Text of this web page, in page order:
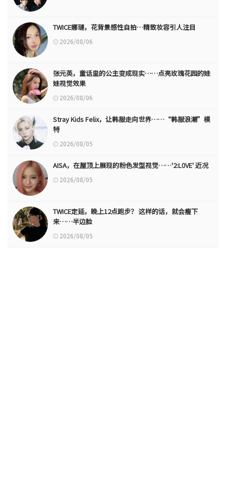
TWICE娜璉，花背景感性自拍…精致妆容引人注目
2026/08/06
张元英，童话里的公主变成现实……点亮玫瑰花园的娃
娃视觉效果
2026/08/06
Stray Kids Felix，让韩服走向世界……“韩服浪潮”模
特
2026/08/05
AISA，在屋顶上展现的粉色发型视觉……'2:L0VE' 近况
2026/08/05
TWICE定延，晚上12点跑步？ 这样的话，就会瘦下
来……半边脸
2026/08/05